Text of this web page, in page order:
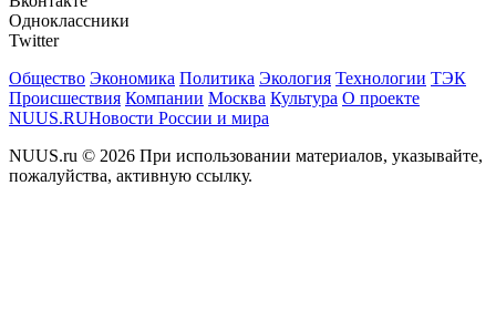
Одноклассники
Twitter
Общество Экономика Политика Экология Технологии ТЭК
Происшествия Компании Москва Культура О проекте
NUUS.RUНовости России и мира
NUUS.ru © 2026 При использовании материалов, указывайте,
пожалуйства, активную ссылку.